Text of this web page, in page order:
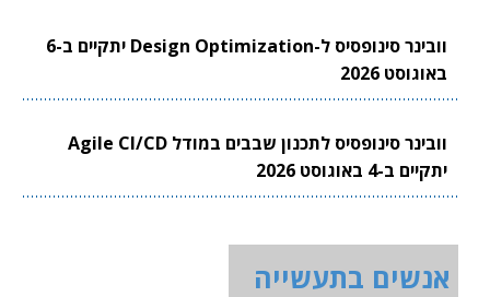
וובינר סינופסיס ל-Design Optimization יתקיים ב-6
באוגוסט 2026
וובינר סינופסיס לתכנון שבבים במודל Agile CI/CD
יתקיים ב-4 באוגוסט 2026
אנשים בתעשייה